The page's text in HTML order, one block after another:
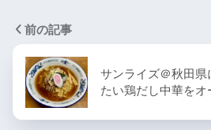
前の記事
サンライズ＠秋田
たい鶏だし中華を